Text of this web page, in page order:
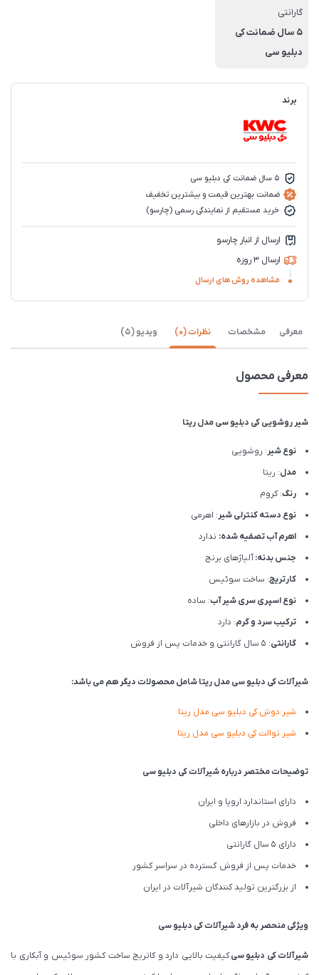
گارانتی
5 سال ضمانت کی
دبلیو سی
برند
5 سال ضمانت کی دبلیو سی
ضمانت بهترین قیمت و بیشترین تخفیف
خرید مستقیم از نمایندگی رسمی (چارسو)
ارسال از انبار چارسو
ارسال 3 روزه
مشاهده روش های ارسال
معرفی مشخصات نظرات (0) ویدیو (5)
معرفی محصول
شیر روشویی کی دبلیو سی مدل ریتا
نوع شیر: روشویی
مدل: ریتا
رنگ: کروم
نوع دسته کنترلی شیر: اهرمی
اهرم آب تصفیه شده: ندارد
جنس بدنه:آلیاژهای برنج
کارتریج: ساخت سوئیس
نوع اسپری سری شیر آب: ساده
ترکیب سرد و گرم: دارد
گارانتی: 5 سال گارانتی و خدمات پس از فروش
شیرآلات کی دبلیو سی مدل ریتا شامل محصولات دیگر هم می باشد:
شیر دوشکی دبلیو سی مدل ریتا
شیر توالتکی دبلیو سی مدل ریتا
توضیحات مختصر درباره شیرآلات کی دبلیو سی
دارای استاندارد اروپا و ایران
فروش در بازارهای داخلی
دارای 5 سال گارانتی
خدمات پس از فروش گسترده در سراسر کشور
از بزرگترین تولید کنندگان شیرآلات در ایران
ویژگی منحصر به فرد شیرآلات کی دبلیو سی
شیرآلاتکی دبلیو سیکیفیت بالایی دارد و کاتریج ساخت کشور سوئیس و آبکاری با